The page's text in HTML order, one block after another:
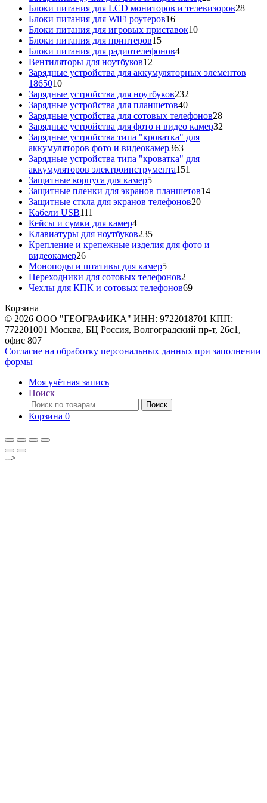
товаров
Блоки питания для LCD мониторов и телевизоров2828
Блоки питания для WiFi роутеров1616
товаров
Блоки питания для игровых приставок1010
Блоки питания для принтеров1515
товаров
Блоки питания для радиотелефонов44
Вентиляторы для ноутбуков12
товаров
Зарядные устройства для аккумуляторных элементов
186501010
товаров
Зарядные устройства для ноутбуков232
Зарядные устройства для планшетов4040
товаров
Зарядные устройства для сотовых телефонов2828
товаров
Зарядные устройства для фото и видео камер32
Зарядные устройства типа "кроватка" для
аккумуляторов фото и видеокамер363363
товара
Зарядные устройства типа "кроватка" для
аккумуляторов электроинструмента151
Защитные корпуса для камер55
товаров
Защитные пленки для экранов планшетов1414
Защитные сткла для экранов телефонов2020
Кабели USB111
товаров
Кейсы и сумки для камер44
товара
Клавиатуры для ноутбуков235235
товаров
Крепление и крепежные изделия для фото и
видеокамер2626
товаров
Моноподы и штативы для камер55
товаров
Переходники для сотовых телефонов2
товара
Чехлы для КПК и сотовых телефонов6969
Корзина
© 2026 ООО "ГЕОГРАФИКА" ИНН: 9722018701 КПП:
772201001 Москва, БЦ Россия, Волгоградский пр-т, 26с1,
офис 807
Согласие на обработку персональных данных при заполнении
формы
Моя учётная запись
Поиск
Искать:
Поиск
Корзина 0
-->